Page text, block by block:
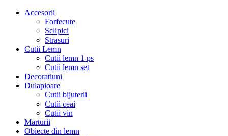
Accesorii
Forfecute
Sclipici
Strasuri
Cutii Lemn
Cutii lemn 1 ps
Cutii lemn set
Decoratiuni
Dulapioare
Cutii bijuterii
Cutii ceai
Cutii vin
Marturii
Obiecte din lemn